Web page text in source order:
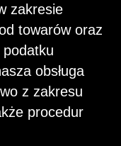
zakresie
towarów oraz
podatku
obsługa
z zakresu
procedur